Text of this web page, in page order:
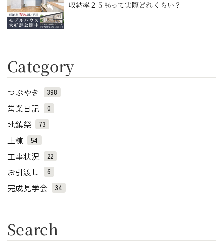
収納率２５％って実際どれくらい？
Category
つぶやき 398
営業日記 0
地鎮祭 73
上棟 54
工事状況 22
お引渡し 6
完成見学会 34
Search